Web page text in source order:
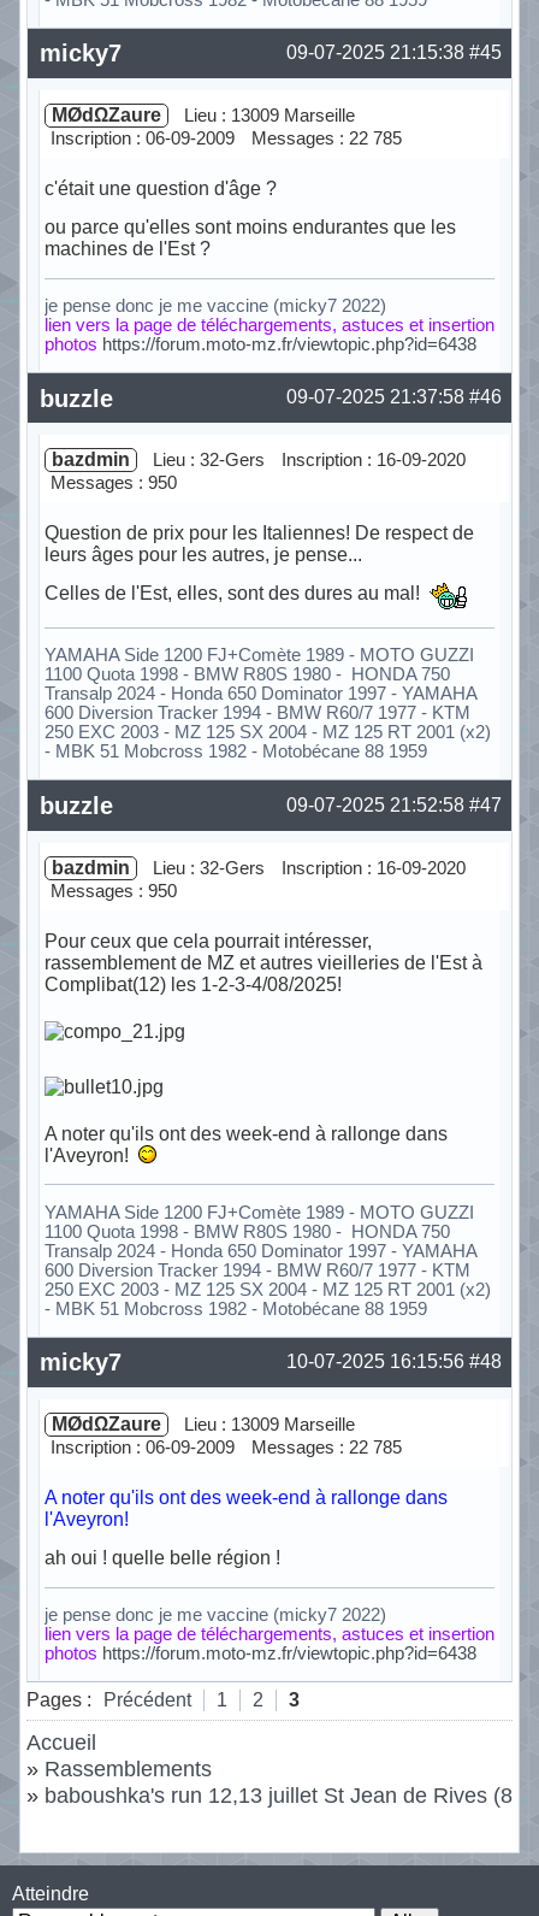
Hors ligne #45
09-07-2025 21:15:38
micky7
MØdΩZaure
Lieu : 13009 Marseille
Inscription : 06-09-2009
Messages : 22 785
c'était une question d'âge ?
ou parce qu'elles sont moins endurantes que les
machines de l'Est ?
je pense donc je me vaccine (micky7 2022)
lien vers la page de téléchargements, astuces et insertion
photos https://forum.moto-mz.fr/viewtopic.php?id=6438
Hors ligne #46
09-07-2025 21:37:58
buzzle
bazdmin Lieu : 32-Gers
Inscription : 16-09-2020
Messages : 950
Question de prix pour les Italiennes! De respect de
leurs âges pour les autres, je pense...
Celles de l'Est, elles, sont des dures au mal!
YAMAHA Side 1200 FJ+Comète 1989 - MOTO GUZZI
1100 Quota 1998 - BMW R80S 1980 - HONDA 750
Transalp 2024 - Honda 650 Dominator 1997 - YAMAHA
600 Diversion Tracker 1994 - BMW R60/7 1977 - KTM
250 EXC 2003 - MZ 125 SX 2004 - MZ 125 RT 2001 (x2)
- MBK 51 Mobcross 1982 - Motobécane 88 1959
Hors ligne #47
09-07-2025 21:52:58
buzzle
bazdmin Lieu : 32-Gers
Inscription : 16-09-2020
Messages : 950
Pour ceux que cela pourrait intéresser,
rassemblement de MZ et autres vieilleries de l'Est à
Complibat(12) les 1-2-3-4/08/2025!
A noter qu'ils ont des week-end à rallonge dans
l'Aveyron!
YAMAHA Side 1200 FJ+Comète 1989 - MOTO GUZZI
1100 Quota 1998 - BMW R80S 1980 - HONDA 750
Transalp 2024 - Honda 650 Dominator 1997 - YAMAHA
600 Diversion Tracker 1994 - BMW R60/7 1977 - KTM
250 EXC 2003 - MZ 125 SX 2004 - MZ 125 RT 2001 (x2)
- MBK 51 Mobcross 1982 - Motobécane 88 1959
Hors ligne #48
10-07-2025 16:15:56
micky7
MØdΩZaure
Lieu : 13009 Marseille
Inscription : 06-09-2009
Messages : 22 785
A noter qu'ils ont des week-end à rallonge dans
l'Aveyron!
ah oui ! quelle belle région !
je pense donc je me vaccine (micky7 2022)
lien vers la page de téléchargements, astuces et insertion
photos https://forum.moto-mz.fr/viewtopic.php?id=6438
Hors ligne
Pages : Précédent 1 2 3
Accueil
» Rassemblements
» baboushka's run 12,13 juillet St Jean de Rives (81)
Atteindre